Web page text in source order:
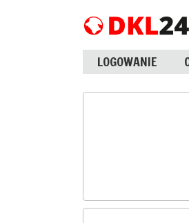
LOGOWANIE